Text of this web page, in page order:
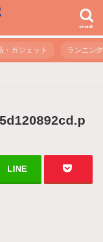
search
・ガジェット ランニング
LINE